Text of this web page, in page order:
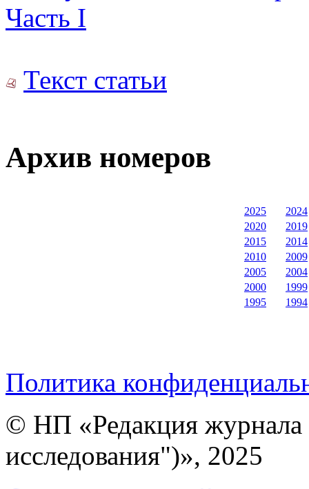
Часть I
Текст статьи
Архив номеров
2025
2024
2020
2019
2015
2014
2010
2009
2005
2004
2000
1999
1995
1994
Политика
© НП «Редакция
исследования")», 2025